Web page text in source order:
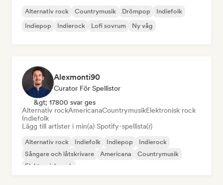
Alternativ rock Countrymusik Drömpop
Indiefolk
Indiepop
Indierock Lofi sovrum Ny våg
Alexmonti90
Curator För Spellistor
&gt; 17800 svar ges
Alternativ rockAmericanaCountrymusikElektronisk rock
Indiefolk
Lägg till artister i min(a) Spotify-spellista(r)
Alternativ rock Indiefolk Indiepop
Indierock
Sångare och låtskrivare
Americana
Countrymusik
Elektronisk rock